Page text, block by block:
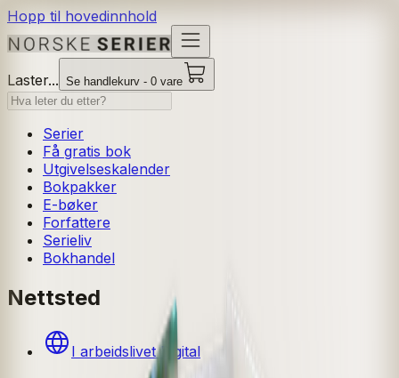
Hopp til hovedinnhold
Laster... Se handlekurv - 0 vare
Serier
Få gratis bok
Utgivelseskalender
Bokpakker
E-bøker
Forfattere
Serieliv
Bokhandel
Nettsted
I arbeidslivet Digital